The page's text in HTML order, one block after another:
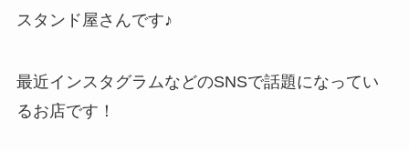
スタンド屋さんです♪
最近インスタグラムなどのSNSで話題になってい
るお店です！